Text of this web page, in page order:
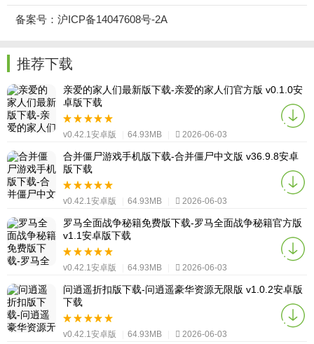
备案号：沪ICP备14047608号-2A
推荐下载
亲爱的家人们最新版下载-亲爱的家人们官方版 v0.1.0安
卓版下载
v0.42.1安卓版 64.93MB 2026-06-03
合并僵尸游戏手机版下载-合并僵尸中文版 v36.9.8安卓
版下载
v0.42.1安卓版 64.93MB 2026-06-03
罗马全面战争秘籍免费版下载-罗马全面战争秘籍官方版
v1.1安卓版下载
v0.42.1安卓版 64.93MB 2026-06-03
问逍遥折扣版下载-问逍遥豪华资源无限版 v1.0.2安卓版
下载
v0.42.1安卓版 64.93MB 2026-06-03